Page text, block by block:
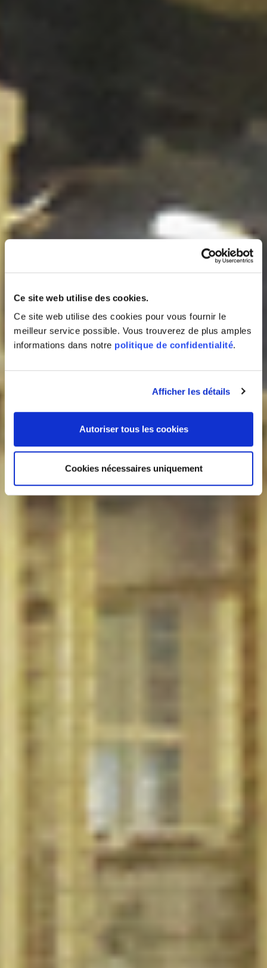
Ce site web utilise des cookies.
Ce site web utilise des cookies pour vous fournir le
meilleur service possible. Vous trouverez de plus amples
informations dans notre politique de confidentialité.
Afficher les détails
Autoriser tous les cookies
Cookies nécessaires uniquement